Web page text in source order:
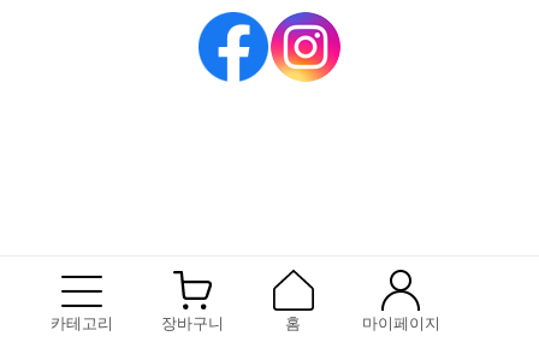
카테고리 장바구니 홈 마이페이지